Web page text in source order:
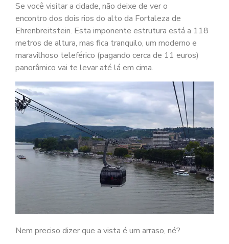
Se você visitar a cidade, não deixe de ver o
encontro dos dois rios do alto da Fortaleza de
Ehrenbreitstein. Esta imponente estrutura está a 118
metros de altura, mas fica tranquilo, um moderno e
maravilhoso teleférico (pagando cerca de 11 euros)
panorâmico vai te levar até lá em cima.
Nem preciso dizer que a vista é um arraso, né?